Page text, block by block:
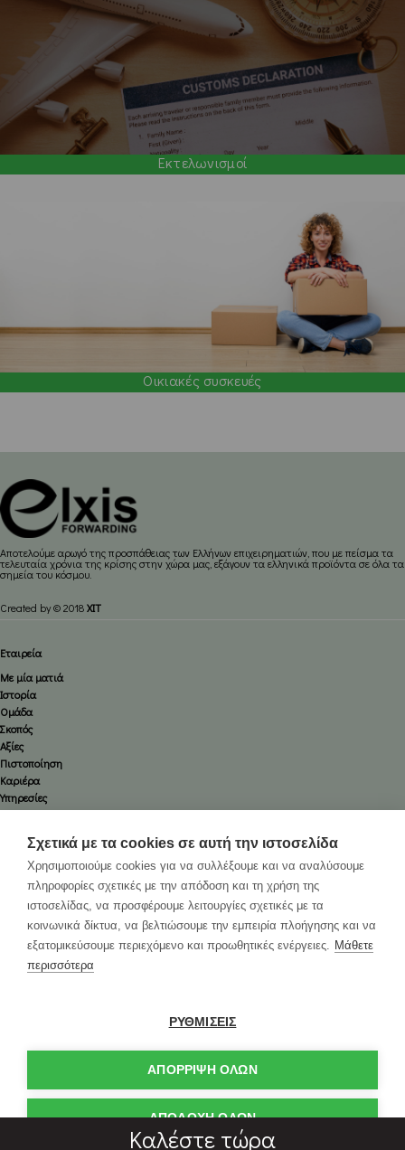
Εκτελωνισμοί
Οικιακές συσκευές
Aποτελούμε αρωγό της προσπάθειας των Ελλήνων επιχειρηματιών, που με πείσμα τα
τελευταία χρόνια της κρίσης στην χώρα μας, εξάγουν τα ελληνικά προϊόντα σε όλα τα
σημεία του κόσμου.
Created by © 2018XIT
Εταιρεία
Με μία ματιά
Ιστορία
Ομάδα
Σκοπός
Αξίες
Πιστοποίηση
Καριέρα
Υπηρεσίες
Αεροπορικές
Εκθέσεων
Logistics
Εκτελωνισμοί
Ασφάλειες
Επικοινωνία
Καλέστε τώρα
Σχετικά με τα cookies σε αυτή την ιστοσελίδα
Χρησιμοποιούμε cookies για να συλλέξουμε και να αναλύσουμε
πληροφορίες σχετικές με την απόδοση και τη χρήση της
ιστοσελίδας, να προσφέρουμε λειτουργίες σχετικές με τα
κοινωνικά δίκτυα, να βελτιώσουμε την εμπειρία πλοήγησης και να
εξατομικεύσουμε περιεχόμενο και προωθητικές ενέργειες. Μάθετε
περισσότερα
ΡΥΘΜΙΣΕΙΣ
ΑΠΌΡΡΙΨΗ ΌΛΩΝ
ΑΠΟΔΟΧΗ ΟΛΩΝ